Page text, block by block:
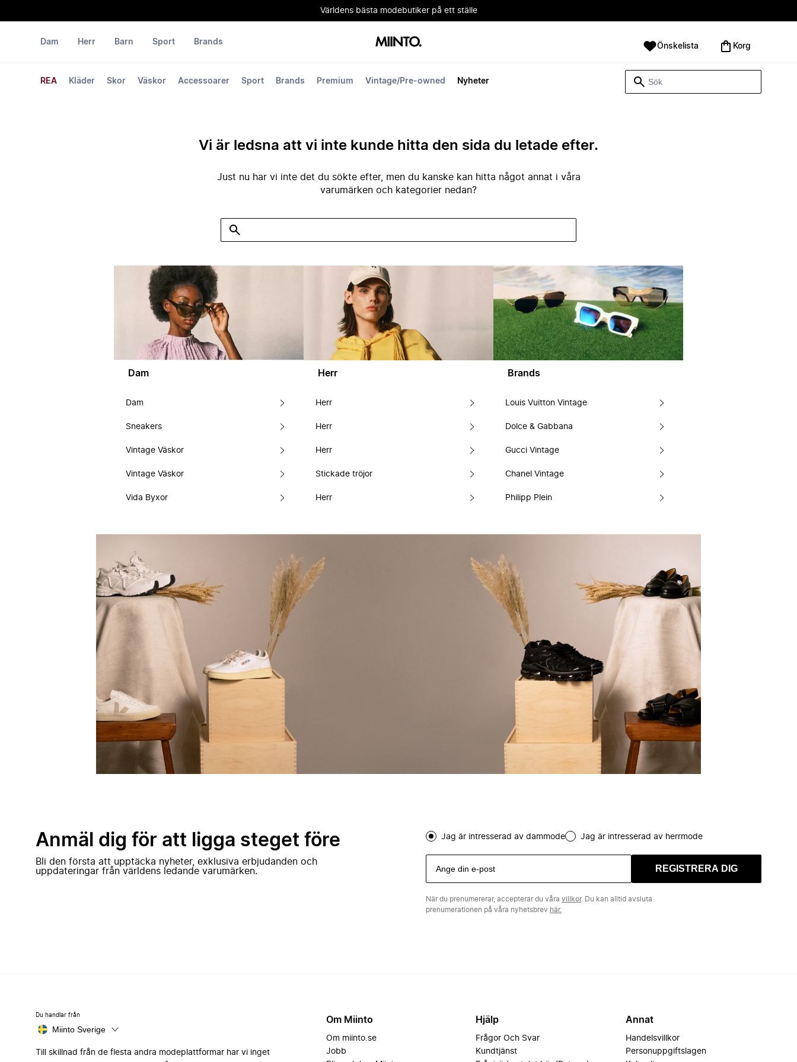
Världens bästa modebutiker på ett ställe
Dam
REA Kläder Skor Väskor Accessoarer Sport Brands Premium Vintage/Pre-owned Nyheter
Herr Barn Sport Brands Önskelista Korg
Vi är ledsna att vi inte kunde hitta den sida du letade efter.
Just nu har vi inte det du sökte efter, men du kanske kan hitta något annat i våra
varumärken och kategorier nedan?
Dam
Dam
Sneakers
Vintage Väskor
Vintage Väskor
Vida Byxor
Herr
Herr
Herr
Herr
Stickade tröjor
Herr
Brands
Louis Vuitton Vintage
Dolce & Gabbana
Gucci Vintage
Chanel Vintage
Philipp Plein
Anmäl dig för att ligga steget före
Bli den första att upptäcka nyheter, exklusiva erbjudanden och
uppdateringar från världens ledande varumärken.
Jag är intresserad av dammode Jag är intresserad av herrmode
REGISTRERA DIG
När du prenumererar, accepterar du våra villkor. Du kan alltid avsluta
prenumerationen på våra nyhetsbrev här.
Du handlar från
Miinto Sverige
Till skillnad från de flesta andra modeplattformar har vi inget
Om Miinto
Om miinto.se
Jobb
Hjälp
Frågor Och Svar
Kundtjänst
Annat
Handelsvillkor
Personuppgiftslagen